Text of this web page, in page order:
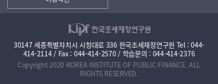
30147 세종특별자치시 시청대로 336 한국조세재정연구원 Tel : 044-
414-2114 / Fax : 044-414-2570 / 학습문의 : 044-414-2376
Copyright 2020 KOREA INSTITUTE OF PUBLIC FINANCE. ALL
RIGHTS RESERVED.